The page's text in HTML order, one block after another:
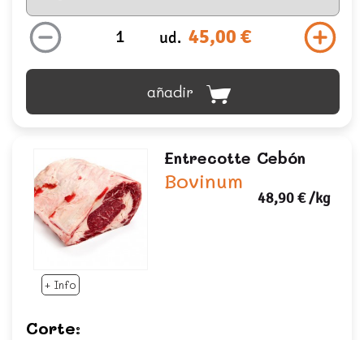
ud. 45,00 €
añadir
+ Info
Entrecotte Cebón
Bovinum
48,90 €/kg
Corte: